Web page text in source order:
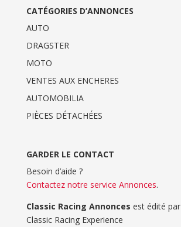
CATÉGORIES D’ANNONCES
AUTO
DRAGSTER
MOTO
VENTES AUX ENCHERES
AUTOMOBILIA
PIÈCES DÉTACHÉES
GARDER LE CONTACT
Besoin d’aide ?
Contactez notre service Annonces.
Classic Racing Annonces est édité par
Classic Racing Experience